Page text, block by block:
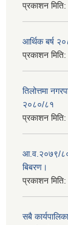
प्रकाशन मिति:
आर्थिक बर्ष
प्रकाशन मिति:
तिलोत्तमा
२०८०/८१
प्रकाशन मिति:
आ.व.२०७९/८०
बिबरण।
प्रकाशन मिति:
सबै